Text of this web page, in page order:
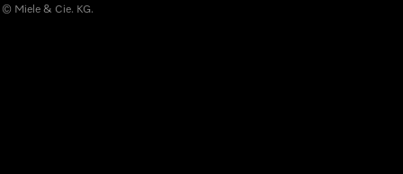
© Miele & Cie. KG.